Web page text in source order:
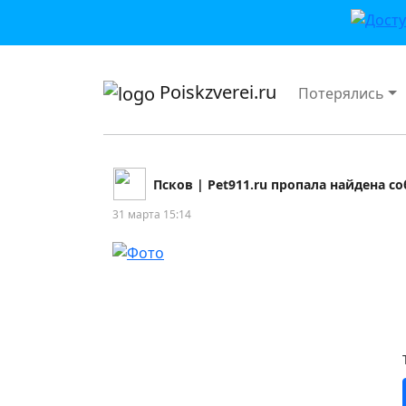
Poiskzverei.ru Потерялись
Псков | Pet911.ru пропала найдена
31 марта 15:14